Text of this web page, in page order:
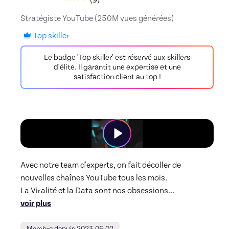
Module 3 - Partie 1 : Les concepts de miniatures
Partie 1 : Les concepts de miniatures
Module 3 - Partie 2 : Les éléments d'une miniature
Partie 2 : Les éléments d'une miniature qui
aident au clic
00:25:26
Stratégiste YouTube (250M vues générées)
Top skiller
Le badge 'Top skiller' est réservé aux skillers
d'élite. Il garantit une expertise et une
satisfaction client au top !
Avec notre team d'experts, on fait décoller de
nouvelles chaînes YouTube tous les mois.
La Viralité et la Data sont nos obsessions...
voir plus